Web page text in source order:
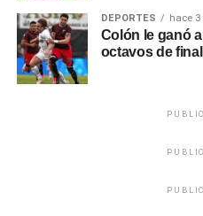
DEPORTES hace 3
Colón le ganó
octavos de